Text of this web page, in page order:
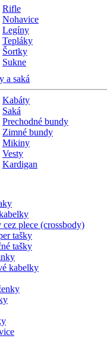
Rifle
Nohavice
Legíny
Tepláky
Šortky
Sukne
a saká
Kabáty
Saká
Prechodné bundy
Zimné bundy
Mikiny
Vesty
Kardigan
cez plece (crossbody)
tašky
tašky
kabelky